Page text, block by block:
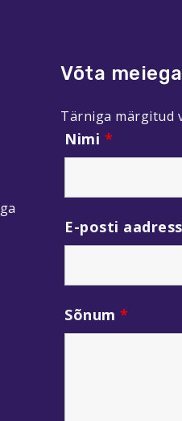
Võta
Tärniga märgitud
Nimi *
E-posti aadress
Sõnum *